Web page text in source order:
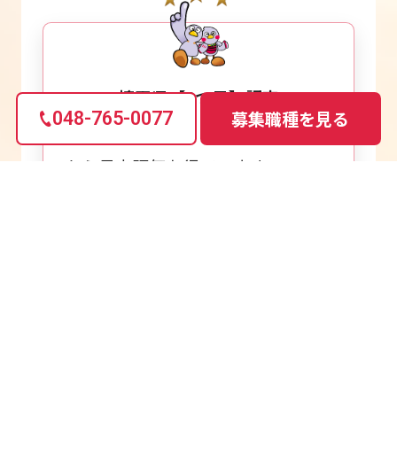
048-765-0077 募集職種を見る
埼玉県【3つ星】認定
介護人材の採用・育成において、県
から最高評価を得ています。